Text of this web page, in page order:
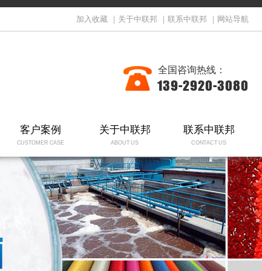
加入收藏 关于中联邦 联系中联邦 网站导航
全国咨询热线：
139-2920-3080
客户案例
CUSTOMER CASE
关于中联邦
ABOUT US
联系中联邦
CONTACT US